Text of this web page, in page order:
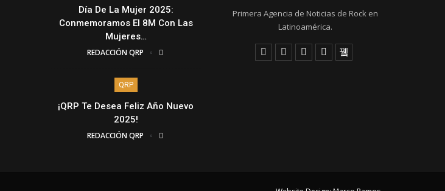
Día De La Mujer 2025:
Conmemoramos El 8M Con Las
Mujeres…
REDACCIÓN QRP
QRP
¡QRP Te Desea Feliz Año Nuevo
2025!
REDACCIÓN QRP
Primera Agencia de Noticias de Rock en
Latinoamérica.